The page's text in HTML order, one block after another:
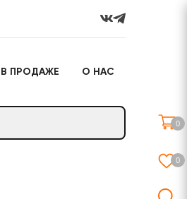
ПРОДАЖЕ О НАС
игры
наборы
0
0